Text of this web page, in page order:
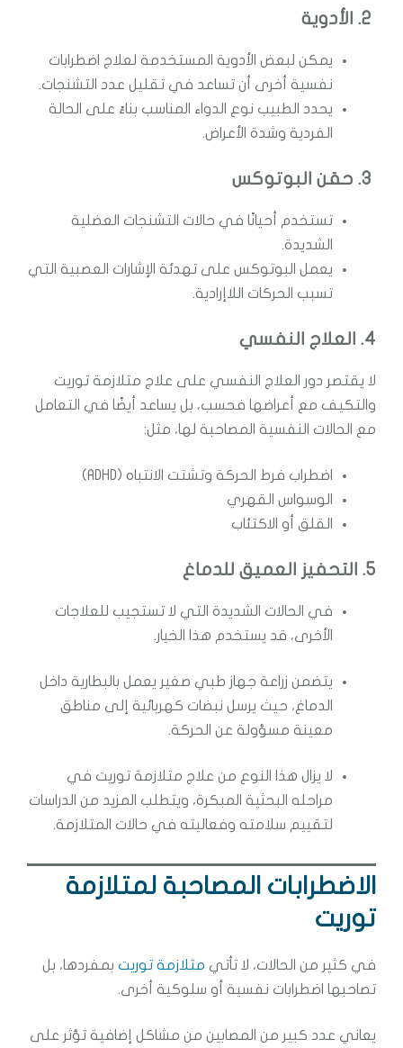
يمكن لبعض الأدوية المستخدمة لعلاج اضطرابات
نفسية أخرى أن تساعد في تقليل عدد التشنجات.
يحدد الطبيب نوع الدواء المناسب بناءً على الحالة
الفردية وشدة الأعراض.
تستخدم أحيانًا في حالات التشنجات العضلية
الشديدة.
يعمل البوتوكس على تهدئة الإشارات العصبية التي
تسبب الحركات اللاإرادية.
4. العلاج النفسي
لا يقتصر دور العلاج النفسي على علاج متلازمة توريت
والتكيف مع أعراضها فحسب، بل يساعد أيضًا في التعامل
مع الحالات النفسية المصاحبة لها، مثل:
اضطراب فرط الحركة وتشتت الانتباه (ADHD)
الوسواس القهري
القلق أو الاكتئاب
5. التحفيز العميق للدماغ
في الحالات الشديدة التي لا تستجيب للعلاجات
الأخرى، قد يستخدم هذا الخيار.
يتضمن زراعة جهاز طبي صغير يعمل بالبطارية داخل
الدماغ، حيث يرسل نبضات كهربائية إلى مناطق
معينة مسؤولة عن الحركة.
لا يزال هذا النوع من علاج متلازمة توريت في
مراحله البحثية المبكرة، ويتطلب المزيد من الدراسات
لتقييم سلامته وفعاليته في حالات المتلازمة.
الاضطرابات المصاحبة لمتلازمة
توريت
في كثير من الحالات، لا تأتي متلازمة توريت بمفردها، بل
تصاحبها اضطرابات نفسية أو سلوكية أخرى.
يعاني عدد كبير من المصابين من مشاكل إضافية تؤثر على